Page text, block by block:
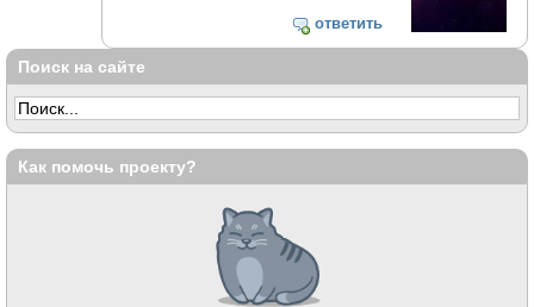
ответить
Поиск на сайте
Как помочь проекту?